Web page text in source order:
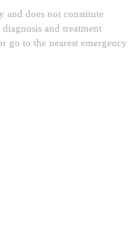
and does not constitute
and treatment
go to the nearest emergency